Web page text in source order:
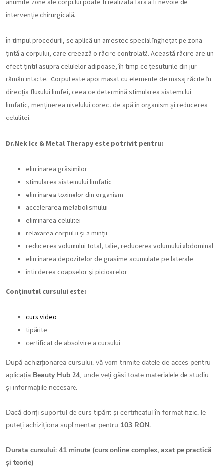
anumite zone ale corpului poate fi realizată fără a fi nevoie de
intervenție chirurgicală.
În timpul procedurii, se aplică un amestec special înghețat pe zona
țintă a corpului, care creează o răcire controlată. Această răcire are un
efect țintit asupra celulelor adipoase, în timp ce țesuturile din jur
rămân intacte. Corpul este apoi masat cu elemente de masaj răcite în
direcția fluxului limfei, ceea ce determină stimularea sistemului
limfatic, menținerea nivelului corect de apă în organism și reducerea
celulitei.
Dr.Nek Ice & Metal Therapy este potrivit pentru:
eliminarea grăsimilor
stimularea sistemului limfatic
eliminarea toxinelor din organism
accelerarea metabolismului
eliminarea celulitei
relaxarea corpului și a minții
reducerea volumului total, talie, reducerea volumului abdominal
eliminarea depozitelor de grasime acumulate pe laterale
întinderea coapselor și picioarelor
Conținutul cursului este:
curs video
tipărite
certificat de absolvire a cursului
După achiziționarea cursului, vă vom trimite datele de acces pentru
aplicația Beauty Hub 24, unde veți găsi toate materialele de studiu
și informațiile necesare.
Dacă doriți suportul de curs tipărit și certificatul în format fizic, le
puteți achiziționa suplimentar pentru 103 RON.
Durata cursului: 41 minute (curs online complex, axat pe practică
și teorie)